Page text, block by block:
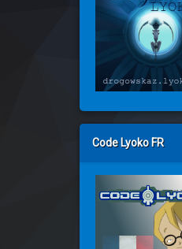
Code Lyoko FR